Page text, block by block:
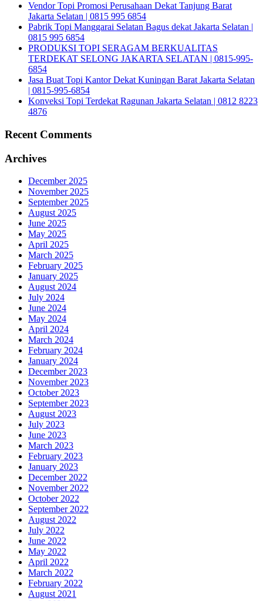
Vendor Topi Promosi Perusahaan Dekat Tanjung Barat
Jakarta Selatan | 0815 995 6854
Pabrik Topi Manggarai Selatan Bagus dekat Jakarta Selatan |
0815 995 6854
PRODUKSI TOPI SERAGAM BERKUALITAS
TERDEKAT SELONG JAKARTA SELATAN | 0815-995-
6854
Jasa Buat Topi Kantor Dekat Kuningan Barat Jakarta Selatan
| 0815-995-6854
Konveksi Topi Terdekat Ragunan Jakarta Selatan | 0812 8223
4876
Recent Comments
Archives
December 2025
November 2025
September 2025
August 2025
June 2025
May 2025
April 2025
March 2025
February 2025
January 2025
August 2024
July 2024
June 2024
May 2024
April 2024
March 2024
February 2024
January 2024
December 2023
November 2023
October 2023
September 2023
August 2023
July 2023
June 2023
March 2023
February 2023
January 2023
December 2022
November 2022
October 2022
September 2022
August 2022
July 2022
June 2022
May 2022
April 2022
March 2022
February 2022
August 2021